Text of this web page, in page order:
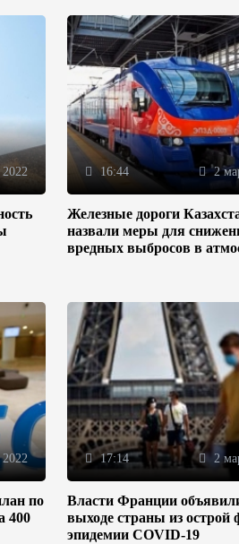
2022 16:44 2
Железные дороги
назвали меры для
вредных выбросов в
по
400
17:14 2
Власти Франции
выходе страны из острой
эпидемии COVID-19